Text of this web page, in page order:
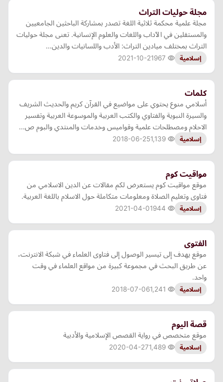
مجلة حوليات التراث
مجلة علمية محكمة ثلاثية اللغة تصدر بمشاركة الباحثين الجامعيين
والمستقلين في الآداب واللغات والعلوم الإنسانية. تعنى مجلة حوليات
التراث بمختلف ميادين التراث: الأدب واللسانيات والدين…
إسلامية 2021-10-21
كلمات
أسلامي منوع يحتوي على مواضيع في القرآن كريم والحديث الشريف
والسيرة النبوية والفتاوي والكتب العربية والموسوعة العربية وتفسير
الاحلام ومصطلحات علمية وقواميس وخدمات والمنتدي والبوم ص…
إسلامية 2018-06-25
مواقيت كوم
موقع مواقيت كوم يستعرض لكم مقالات عن الدين الاسلامي من
فتاوى وتعليم الصلاة ومعلومات متكاملة حول الاسلام باللغة العربية.
إسلامية 2021-04-01
الفتوى
موقع يهدف إلى تيسير الوصول إلى فتاوى العلماء في شبكة الانترنت،
عن طريق البحث في مجموعة كبيرة من مواقع العلماء في وقت
واحد.
إسلامية 2018-07-06
قصة اليوم
موقع متخصص في رواية القصص الإسلامية والأدبية
إسلامية 2020-04-27